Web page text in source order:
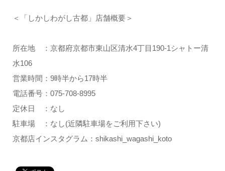
＜「しかしわがし古都」店舗概要＞
所在地 ：京都府京都市東山区清水4丁目190-1シャトー清
水106
営業時間：9時半から17時半
電話番号：075-708-8995
定休日 ：なし
駐車場 ：なし(近隣駐車場をご利用下さい)
京都店インスタグラム：shikashi_wagashi_koto